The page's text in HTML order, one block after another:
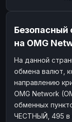
ЗК
WU
Безопасный
на OMG
На данной
обмена валют,
направлению
OMG Network
обменных
ЧЕСТНЫЙ, 495 в